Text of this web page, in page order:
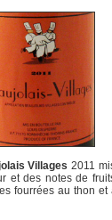
Villages 2011
et des notes de
fourrées au thon